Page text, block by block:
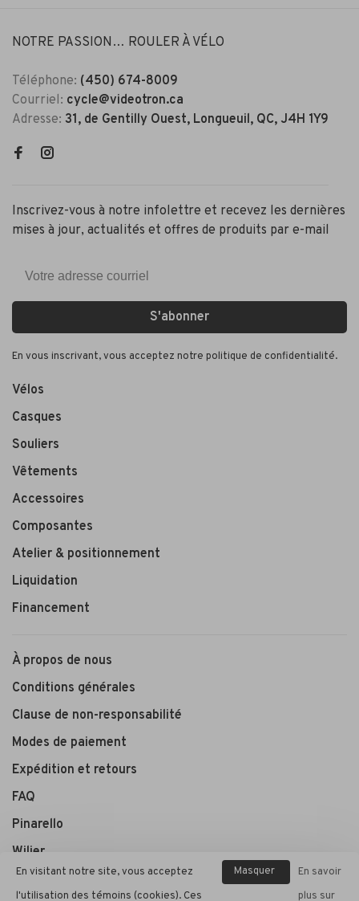
NOTRE PASSION… ROULER À VÉLO
Téléphone: (450) 674-8009
Courriel: cycle@videotron.ca
Adresse: 31, de Gentilly Ouest, Longueuil, QC, J4H 1Y9
Inscrivez-vous à notre infolettre et recevez les dernières
mises à jour, actualités et offres de produits par e-mail
S'abonner
En vous inscrivant, vous acceptez notre politique de confidentialité.
Vélos
Casques
Souliers
Vêtements
Accessoires
Composantes
Atelier & positionnement
Liquidation
Financement
À propos de nous
Conditions générales
Clause de non-responsabilité
Modes de paiement
Expédition et retours
FAQ
Pinarello
Wilier
En visitant notre site, vous acceptez
l'utilisation des témoins (cookies). Ces
Masquer
En savoir
plus sur